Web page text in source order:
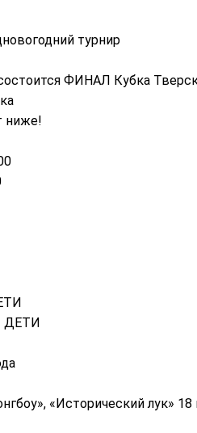
турнир
ФИНАЛ Кубка
ниже!
ДЕТИ
«Исторический лук» 18